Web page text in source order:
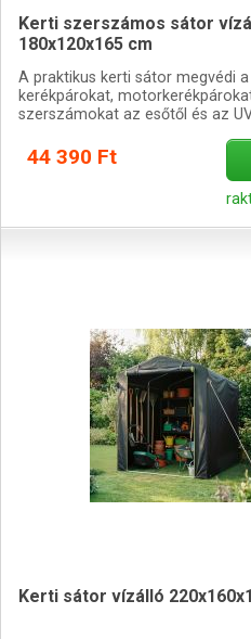
Kerti szerszámos sátor
180x120x165 cm
A praktikus kerti sátor megvédi a
kerékpárokat,
szerszámokat az esőtől és az
44 390 Ft
Kerti sátor vízálló